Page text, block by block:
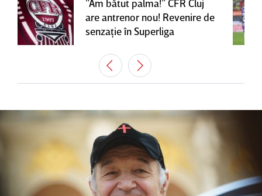
”Am bătut palma!” CFR Cluj
are antrenor nou! Revenire de
senzaţie în Superliga